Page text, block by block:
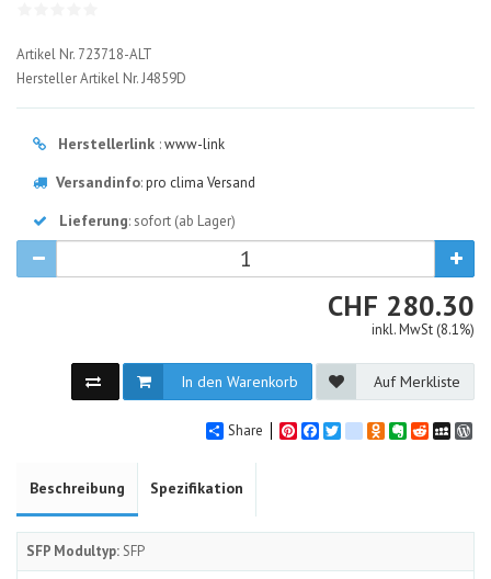
723718-
ALT
Artikel Nr. 723718-ALT
Hersteller Artikel Nr.J4859D
Herstellerlink :www-link
Versandinfo:pro clima Versand
Lieferung: sofort (ab Lager)
CHF CHF
280.30
inkl. MwSt (8.1%)
In den Warenkorb Auf Merkliste
Share PinterestFacebook
Twittergoogle_bookmarks
Odnoklassniki
Evernote
Reddit
Beschreibung Spezifikation
SFP Modultyp: SFP